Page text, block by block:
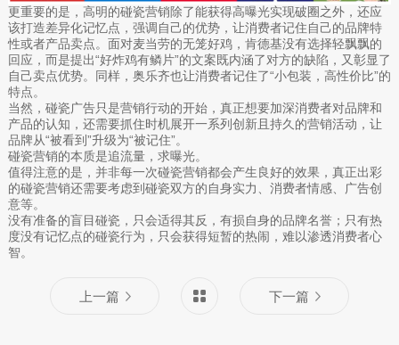
更重要的是，高明的碰瓷营销除了能获得高曝光实现破圈之外，还应
该打造差异化记忆点，强调自己的优势，让消费者记住自己的品牌特
性或者产品卖点。面对麦当劳的无笼好鸡，肯德基没有选择轻飘飘的
回应，而是提出“好炸鸡有鳞片”的文案既内涵了对方的缺陷，又彰显了
自己卖点优势。同样，奥乐齐也让消费者记住了“小包装，高性价比”的
特点。
当然，碰瓷广告只是营销行动的开始，真正想要加深消费者对品牌和
产品的认知，还需要抓住时机展开一系列创新且持久的营销活动，让
品牌从“被看到”升级为“被记住”。
碰瓷营销的本质是追流量，求曝光。
值得注意的是，并非每一次碰瓷营销都会产生良好的效果，真正出彩
的碰瓷营销还需要考虑到碰瓷双方的自身实力、消费者情感、广告创
意等。
没有准备的盲目碰瓷，只会适得其反，有损自身的品牌名誉；只有热
度没有记忆点的碰瓷行为，只会获得短暂的热闹，难以渗透消费者心
智。
上一篇 下一篇